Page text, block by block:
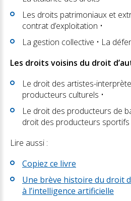
Les droits patrimoniaux et
contrat d’exploitation •
La gestion collective • La
Les droits voisins du droit
Le droit des artistes-
producteurs culturels •
Le droit des producteurs de
droit des producteurs sportifs
Lire aussi :
Copiez ce livre
Une brève histoire du droit
à l’intelligence artificielle